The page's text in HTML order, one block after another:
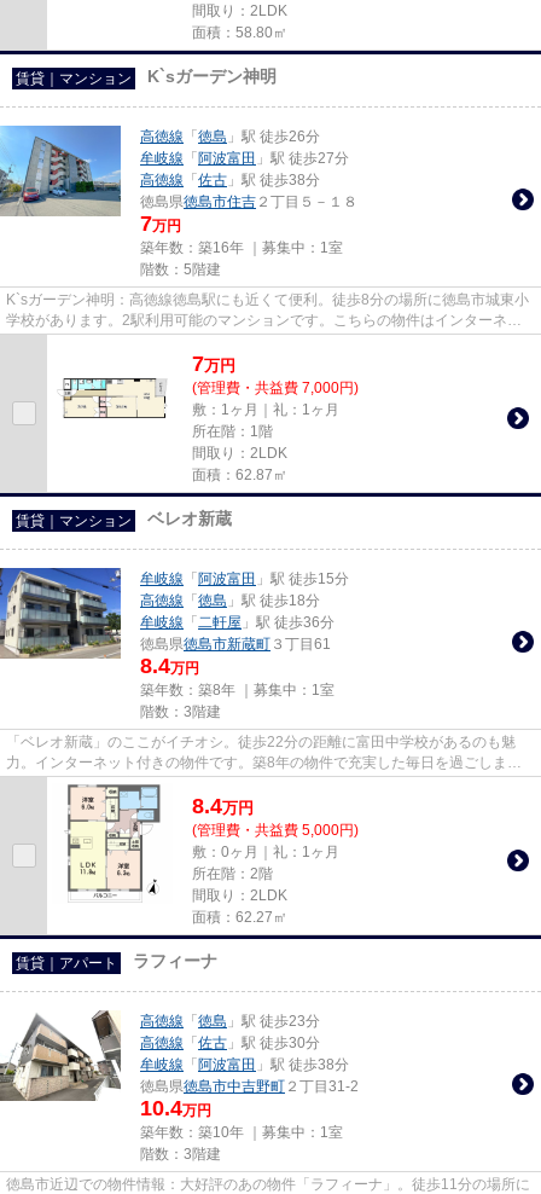
間取り：2LDK
面積：58.80㎡
賃貸｜マンション K`sガーデン神明
高徳線 「 徳島 」駅 徒歩26分
牟岐線 「 阿波富田 」駅 徒歩27分
高徳線 「 佐古 」駅 徒歩38分
徳島県徳島市住吉 ２丁目５－１８
7万円
築年数：築16年 ｜募集中： 1室
階数：5階建
K`sガーデン神明：高徳線徳島駅にも近くて便利。徒歩8分の場所に徳島市城東小
学校があります。2駅利用可能のマンションです。こちらの物件はインターネッ
7万円
(管理費・共益費 7,000円)
敷：1ヶ月｜礼：1ヶ月
所在階：1階
間取り：2LDK
面積：62.87㎡
賃貸｜マンション ベレオ新蔵
牟岐線 「 阿波富田 」駅 徒歩15分
高徳線 「 徳島 」駅 徒歩18分
牟岐線 「 二軒屋 」駅 徒歩36分
徳島県徳島市新蔵町 ３丁目61
8.4万円
築年数：築8年 ｜募集中： 1室
階数：3階建
「ベレオ新蔵」のここがイチオシ。徒歩22分の距離に富田中学校があるのも魅
力。インターネット付きの物件です。築8年の物件で充実した毎日を過ごしませ
んか。当社は徳島市や牟岐線阿波...
8.4万円
(管理費・共益費 5,000円)
敷：0ヶ月｜礼：1ヶ月
所在階：2階
間取り：2LDK
面積：62.27㎡
賃貸｜アパート ラフィーナ
高徳線 「 徳島 」駅 徒歩23分
高徳線 「 佐古 」駅 徒歩30分
牟岐線 「 阿波富田 」駅 徒歩38分
徳島県徳島市中吉野町 ２丁目31-2
10.4万円
築年数：築10年 ｜募集中： 1室
階数：3階建
徳島市近辺での物件情報：大好評のあの物件「ラフィーナ」。徒歩11分の場所に